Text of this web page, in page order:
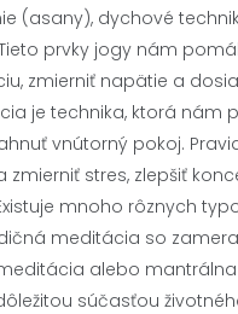
(asany), dychové
prvky jogy nám
zmierniť napätie a
je technika, ktorá nám
vnútorný pokoj.
stres, zlepšiť
mnoho rôznych
meditácia so
alebo
súčasťou